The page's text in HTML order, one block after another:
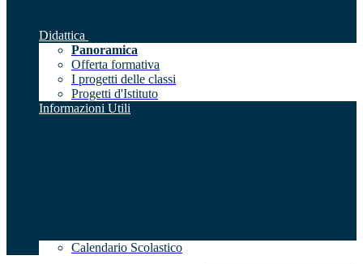
Didattica
Panoramica
Offerta formativa
I progetti delle classi
Progetti d'Istituto
Informazioni Utili
Calendario Scolastico